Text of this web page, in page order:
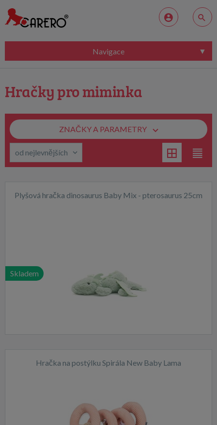
Navigace
Hračky pro miminka
ZNAČKY A PARAMETRY
Plyšová hračka dinosaurus Baby Mix - pterosaurus 25cm
Skladem
Hračka na postýlku Spirála New Baby Lama